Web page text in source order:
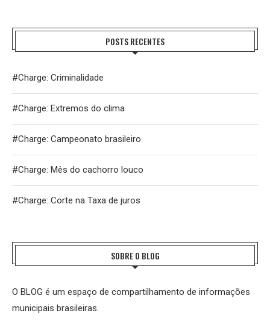
POSTS RECENTES
#Charge: Criminalidade
#Charge: Extremos do clima
#Charge: Campeonato brasileiro
#Charge: Mês do cachorro louco
#Charge: Corte na Taxa de juros
SOBRE O BLOG
O BLOG é um espaço de compartilhamento de informações
municipais brasileiras.